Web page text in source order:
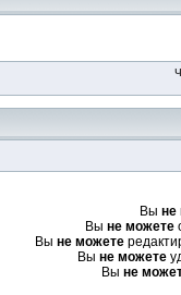
Вы не
Вы не можете
Вы не можете
Вы не можете
Вы не